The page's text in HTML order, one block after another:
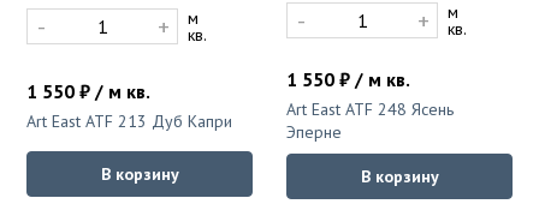
1 550 ₽ / м кв.
Art East ATF 213 Дуб Капри
- + м
кв.
В корзину
1 550 ₽ / м кв.
Art East ATF 248 Ясень
Эперне
- + м
кв.
В корзину